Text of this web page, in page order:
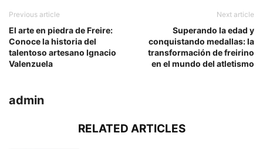
Previous article
El arte en piedra de Freire:
Conoce la historia del
talentoso artesano Ignacio
Valenzuela
Next article
Superando la edad y
conquistando medallas: la
transformación de freirino
en el mundo del atletismo
admin
RELATED ARTICLES